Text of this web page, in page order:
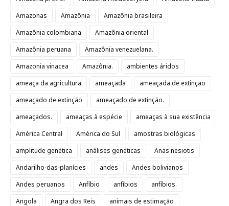
Amazonas
Amazônia
Amazônia brasileira
Amazônia colombiana
Amazônia oriental
Amazônia peruana
Amazônia venezuelana.
Amazonia vinacea
Amazônia.
ambientes áridos
ameaça da agricultura
ameaçada
ameaçada de extinção
ameaçado de extinção
ameaçado de extinção.
ameaçados.
ameaças à espécie
ameaças à sua existência
América Central
América do Sul
amostras biológicas
amplitude genética
análises genéticas
Anas nesiotis
Andarilho-das-planícies
andes
Andes bolivianos
Andes peruanos
Anfíbio anfíbios
anfíbios.
Angola
Angra dos Reis
animais de estimação